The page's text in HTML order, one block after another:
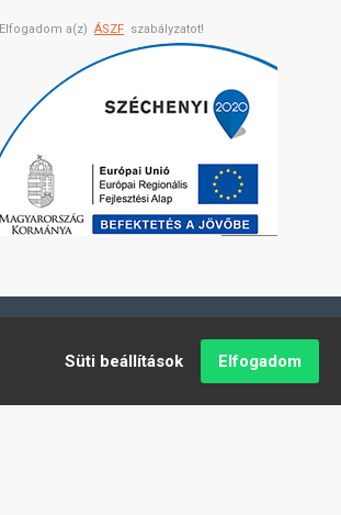
Elfogadom a(z) ÁSZF szabályzatot!
Süti beállítások Elfogadom